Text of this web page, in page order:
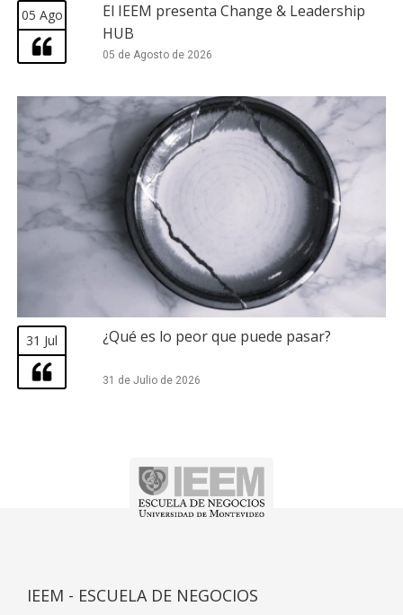
05 Ago
El IEEM presenta Change & Leadership
HUB
05 de Agosto de 2026
31 Jul ¿Qué es lo peor que puede pasar?
31 de Julio de 2026
IEEM - ESCUELA DE NEGOCIOS